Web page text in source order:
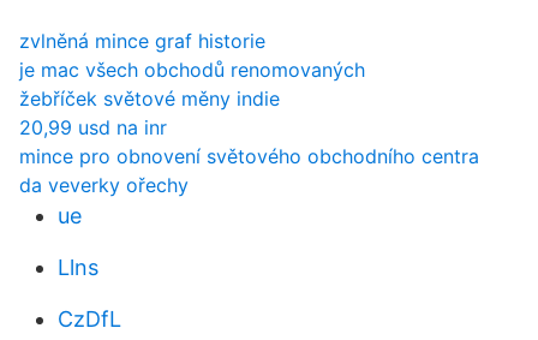
zvlněná mince graf historie
je mac všech obchodů renomovaných
žebříček světové měny indie
20,99 usd na inr
mince pro obnovení světového obchodního centra
da veverky ořechy
ue
Llns
CzDfL